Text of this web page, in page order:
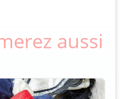
aussi